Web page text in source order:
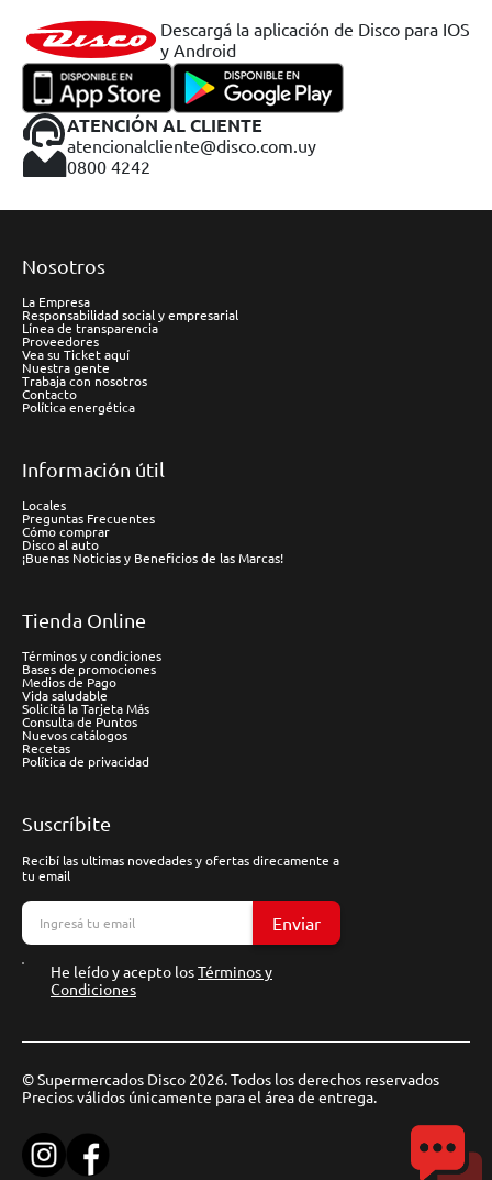
Descargá la aplicación de Disco para IOS
y Android
ATENCIÓN AL CLIENTE
atencionalcliente@disco.com.uy
0800 4242
Nosotros
La Empresa
Responsabilidad social y empresarial
Línea de transparencia
Proveedores
Vea su Ticket aquí
Nuestra gente
Trabaja con nosotros
Contacto
Política energética
Información útil
Locales
Preguntas Frecuentes
Cómo comprar
Disco al auto
¡Buenas Noticias y Beneficios de las Marcas!
Tienda Online
Términos y condiciones
Bases de promociones
Medios de Pago
Vida saludable
Solicitá la Tarjeta Más
Consulta de Puntos
Nuevos catálogos
Recetas
Política de privacidad
Suscríbite
Recibí las ultimas novedades y ofertas direcamente a
tu email
Enviar
He leído y acepto losTérminos y
Condiciones
© Supermercados Disco 2026. Todos los derechos reservados
Precios válidos únicamente para el área de entrega.